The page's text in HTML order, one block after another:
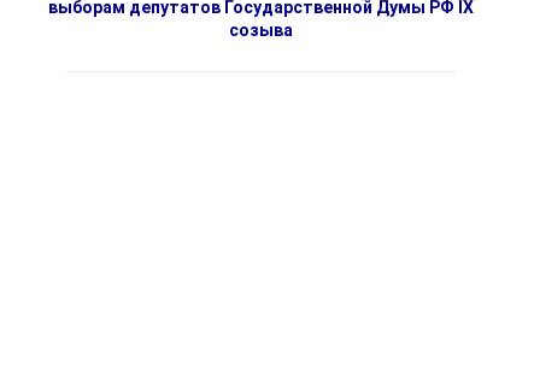
выборам депутатов Государственной Думы РФ IX
созыва